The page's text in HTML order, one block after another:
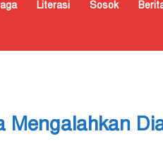
Literasi Sosok
Mengalahkan